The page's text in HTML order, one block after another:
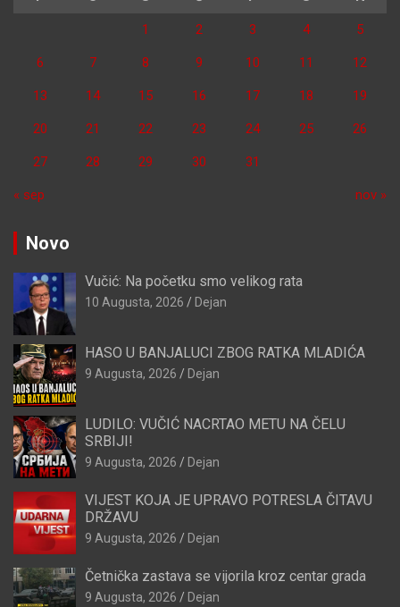
1 2 3 4 5
6 7 8 9 10 11 12
13 14 15 16 17 18 19
20 21 22 23 24 25 26
27 28 29 30 31
« sep nov »
Novo
Vučić: Na početku smo velikog rata
10 Augusta, 2026 Dejan
HASO U BANJALUCI ZBOG RATKA MLADIĆA
9 Augusta, 2026 Dejan
LUDILO: VUČIĆ NACRTAO METU NA ČELU
SRBIJI!
9 Augusta, 2026 Dejan
VIJEST KOJA JE UPRAVO POTRESLA ČITAVU
DRŽAVU
9 Augusta, 2026 Dejan
Četnička zastava se vijorila kroz centar grada
9 Augusta, 2026 Dejan